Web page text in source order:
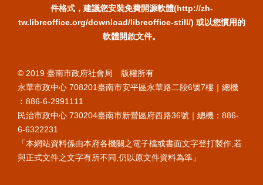
件格式，建議您安裝免費開源軟體(http://zh-
tw.libreoffice.org/download/libreoffice-still/) 或以您慣用的
軟體開啟文件。
© 2019 臺南市政府社會局 版權所有
永華市政中心 708201臺南市安平區永華路二段6號7樓｜總機
︰886-6-2991111
民治市政中心 730204臺南市新營區府西路36號｜總機：886-
6-6322231
「本網站資料係由本府各機關之電子檔或書面文字登打製作,若
與正式文件之文字有所不同,仍以原文件資料為準」